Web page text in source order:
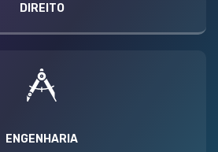
DIREITO
ENGENHARIA